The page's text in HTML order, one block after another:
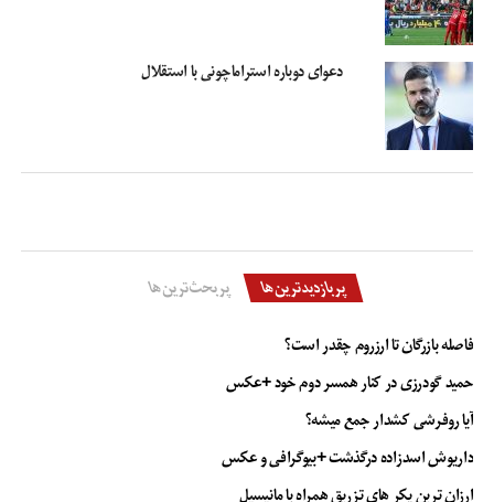
دعوای دوباره استراماچونی با استقلال
پربازدیدترین‌ها پربحث‌ترین‌ها
فاصله بازرگان تا ارزروم چقدر است؟
حمید گودرزی در کنار همسر دوم خود +عکس
آیا روفرشی کشدار جمع میشه؟
داریوش اسدزاده درگذشت +بیوگرافی و عکس
ارزان ترین پکر های تزریق همراه با مانیسیل